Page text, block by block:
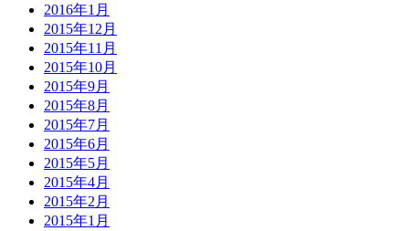
2016年1月
2015年12月
2015年11月
2015年10月
2015年9月
2015年8月
2015年7月
2015年6月
2015年5月
2015年4月
2015年2月
2015年1月